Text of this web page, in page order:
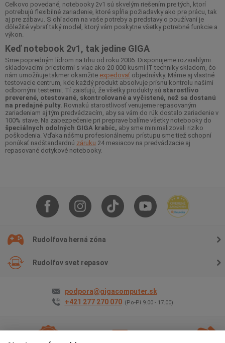
Celkovo povedané, notebooky 2v1 sú skvelým riešením pre tých, ktorí
potrebujú flexibilné zariadenie, ktoré spĺňa požiadavky ako pre prácu, tak
aj pre zábavu. S ohľadom na vaše potreby a predstavy o používaní je
dôležité vybrať taký model, ktorý vám poskytne všetky potrebné funkcie a
výkon.
Keď notebook 2v1, tak jedine GIGA
Sme popredným lídrom na trhu od roku 2006. Disponujeme rozsiahlymi
skladovacími priestormi s viac ako 20 000 kusmi IT techniky skladom, čo
nám umožňuje takmer okamžite expedovať objednávky. Máme aj vlastné
testovacie centrum, kde každý produkt absolvuje prísnu kontrolu našimi
odbornými testermi. Tí zaisťujú, že všetky produkty sú starostlivo
preverené, otestované, skontrolované a vyčistené, než sa dostanú
na predajné pulty. Rovnakú starostlivosť venujeme repasovaným
zariadeniam aj tým predvádzacím, aby sa vám do rúk dostalo zariadenie v
100% stave. Na zabezpečenie pri preprave balíme všetky notebooky do
špeciálnych odolných GIGA krabíc, aby sme minimalizovali riziko
poškodenia. Vďaka nášmu profesionálnemu prístupu sme tiež schopní
ponúkať nadštandardnú záruku 24 mesiacov na predvádzacie aj
repasované dotykové notebooky.
Rudolfova herná zóna
Rudolfov svet repasov
podpora@gigacomputer.sk
+421 277 270 070 (Po-Pi 9.00 - 17.00)